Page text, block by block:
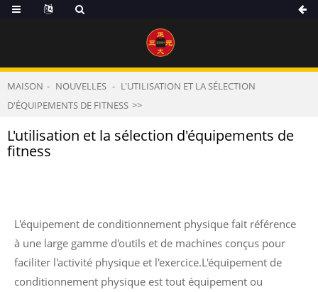
MAISON NOUVELLES
L'UTILISATION ET LA SÉLECTION
D'ÉQUIPEMENTS DE FITNESS
L'utilisation et la sélection d'équipements de
fitness
L'équipement de conditionnement physique fait référence
à une large gamme d'outils et de machines conçus pour
faciliter l'activité physique et l'exercice.L'équipement de
conditionnement physique est tout équipement ou